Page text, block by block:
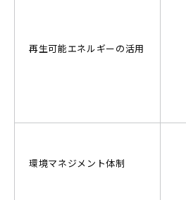
再生可能エネルギーの活用
環境マネジメント体制